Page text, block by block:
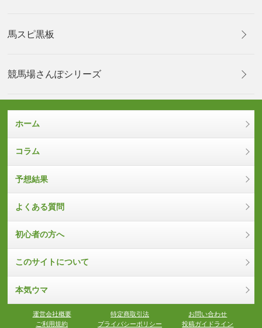
馬スピ黒板
競馬場さんぽシリーズ
ホーム
コラム
予想結果
よくある質問
初心者の方へ
このサイトについて
本気ウマ
運営会社概要 特定商取引法
お問い合わせ
ご利用規約
プライバシーポリシー 投稿ガイドライン